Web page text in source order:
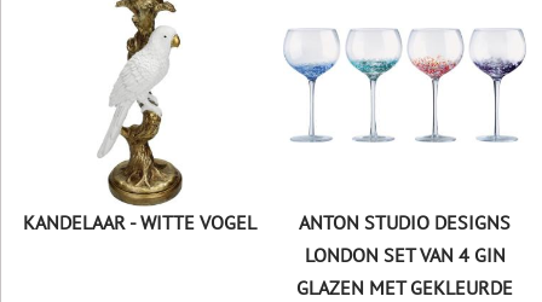
KANDELAAR - WITTE VOGEL
ANTON STUDIO DESIGNS
LONDON SET VAN 4 GIN
GLAZEN MET GEKLEURDE